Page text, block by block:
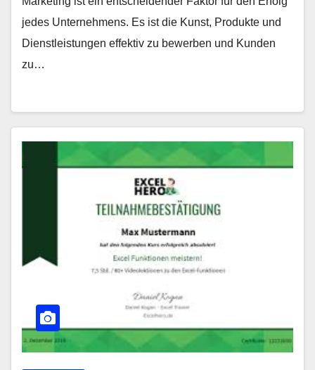
jedes Unternehmens. Es ist die Kunst, Produkte und
Dienstleistungen effektiv zu bewerben und Kunden
zu…